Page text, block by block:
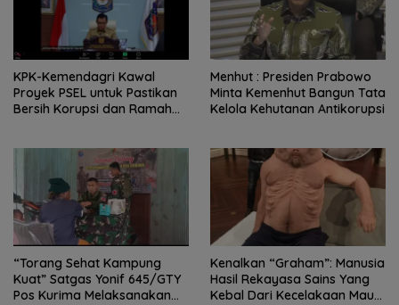
KPK-Kemendagri Kawal
Proyek PSEL untuk Pastikan
Bersih Korupsi dan Ramah
Menhut : Presiden Prabowo
Minta Kemenhut Bangun Tata
Kelola Kehutanan Antikorupsi
“Torang Sehat Kampung
Kuat” Satgas Yonif 645/GTY
Pos Kurima Melaksanakan
Kenalkan “Graham”: Manusia
Hasil Rekayasa Sains Yang
Kebal Dari Kecelakaan Maut